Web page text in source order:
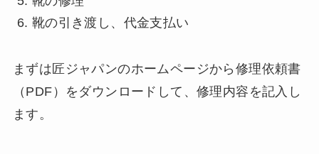
靴の引き渡し、代金支払い
まずは匠ジャパンのホームページから修理依頼書
（PDF）をダウンロードして、修理内容を記入し
ます。